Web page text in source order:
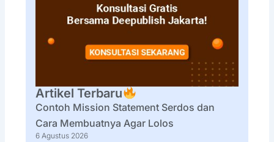
Artikel Terbaru
Contoh Mission Statement Serdos dan
Cara Membuatnya Agar Lolos
6 Agustus 2026